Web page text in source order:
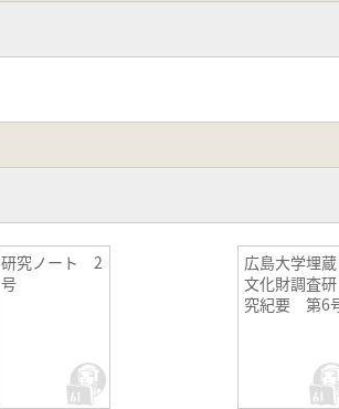
研究ノート 2
号
広島大学埋蔵
文化財調査研
究紀要 第6